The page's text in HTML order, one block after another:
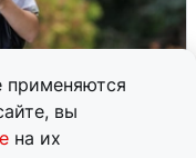
вы
на их